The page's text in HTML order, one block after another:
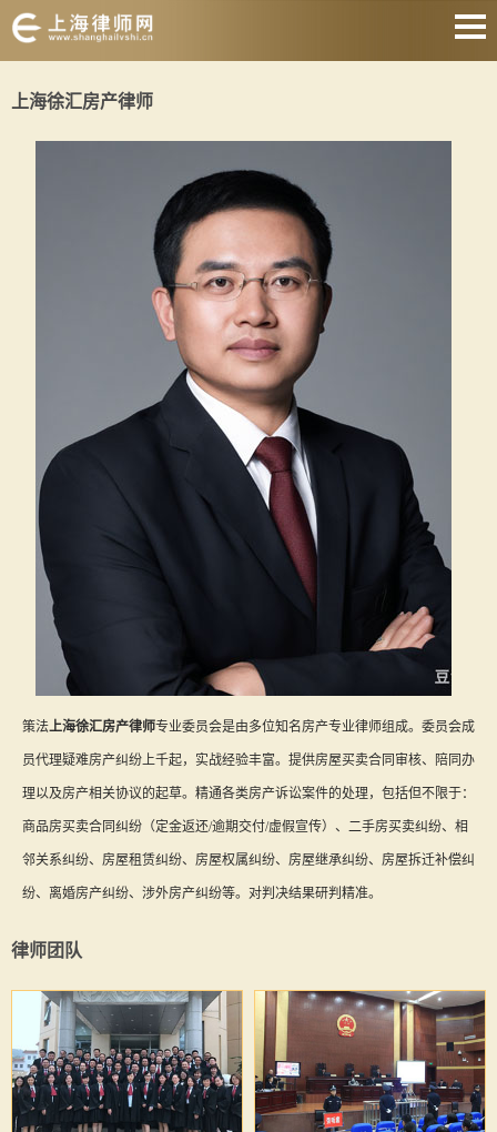
房产纠纷
合同纠纷
征地拆迁
劳动纠纷
关于我们
上海徐汇房产律师
策法上海徐汇房产律师专业委员会是由多位知名房产专业律师组成。委员会成
员代理疑难房产纠纷上千起，实战经验丰富。提供房屋买卖合同审核、陪同办
理以及房产相关协议的起草。精通各类房产诉讼案件的处理，包括但不限于：
商品房买卖合同纠纷（定金返还/逾期交付/虚假宣传）、二手房买卖纠纷、相
邻关系纠纷、房屋租赁纠纷、房屋权属纠纷、房屋继承纠纷、房屋拆迁补偿纠
纷、离婚房产纠纷、涉外房产纠纷等。对判决结果研判精准。
律师团队